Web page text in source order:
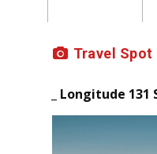
Travel Spot
_ Longitude